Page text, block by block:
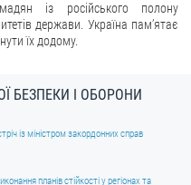
із російського полону
держави. Україна памʼятає
їх додому.
БЕЗПЕКИ І ОБОРОНИ
із міністром закордонних справ
планів стійкості у регіонах та